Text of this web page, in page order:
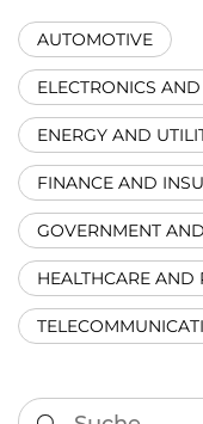
AUTOMOTIVE
ELECTRONICS
ENERGY AND
FINANCE AND
GOVERNMENT
HEALTHCARE AND